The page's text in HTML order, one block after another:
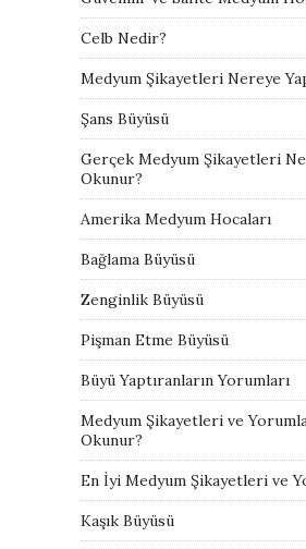
Celb Nedir?
Medyum Şikayetleri Nereye
Şans Büyüsü
Gerçek Medyum Şikayetleri
Okunur?
Amerika Medyum Hocaları
Bağlama Büyüsü
Zenginlik Büyüsü
Pişman Etme Büyüsü
Büyü Yaptıranların Yorumları
Medyum Şikayetleri ve
Okunur?
En İyi Medyum Şikayetleri ve
Kaşık Büyüsü